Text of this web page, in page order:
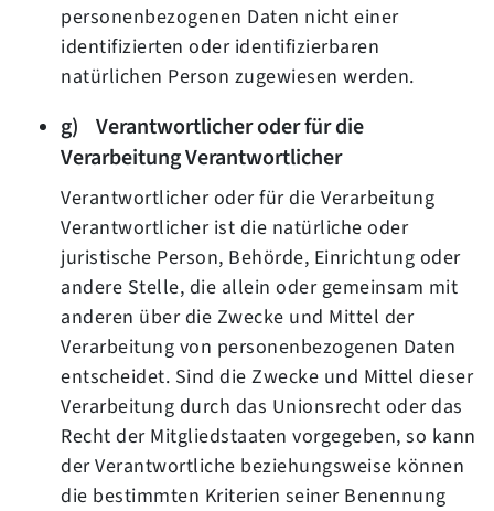
personenbezogenen Daten nicht einer
identifizierten oder identifizierbaren
natürlichen Person zugewiesen werden.
g) Verantwortlicher oder für die
Verarbeitung Verantwortlicher
Verantwortlicher oder für die Verarbeitung
Verantwortlicher ist die natürliche oder
juristische Person, Behörde, Einrichtung oder
andere Stelle, die allein oder gemeinsam mit
anderen über die Zwecke und Mittel der
Verarbeitung von personenbezogenen Daten
entscheidet. Sind die Zwecke und Mittel dieser
Verarbeitung durch das Unionsrecht oder das
Recht der Mitgliedstaaten vorgegeben, so kann
der Verantwortliche beziehungsweise können
die bestimmten Kriterien seiner Benennung